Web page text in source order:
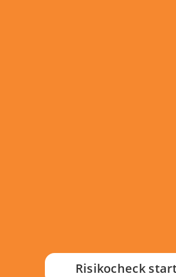
Risikocheck